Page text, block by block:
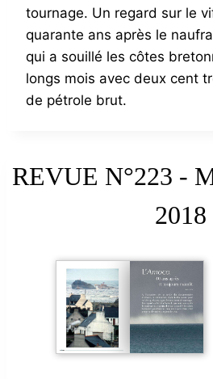
tournage. Un regard sur le
quarante ans après le
qui a souillé les côtes
longs mois avec deux cent
de pétrole brut.
REVUE N°223 -
2018